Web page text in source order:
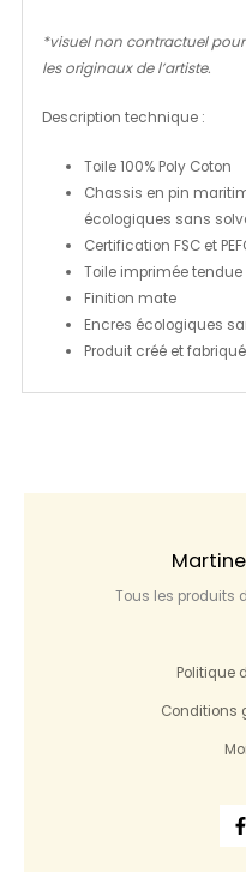
*visuel non contractuel
les originaux de l’artiste.
Description technique :
Toile 100% Poly Coton
Chassis en pin
écologiques sans
Certification FSC et
Toile imprimée tendue
Finition mate
Encres écologiques
Produit créé et
Tous les produits
Politique
Conditions